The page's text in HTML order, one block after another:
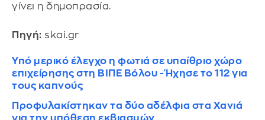
γίνει η δημοπρασία.
Πηγή: skai.gr
Υπό μερικό έλεγχο η φωτιά σε υπαίθριο χώρο
επιχείρησης στη ΒΙΠΕ Βόλου - Ήχησε το 112 για
τους καπνούς
Προφυλακίστηκαν τα δύο αδέλφια στα Χανιά